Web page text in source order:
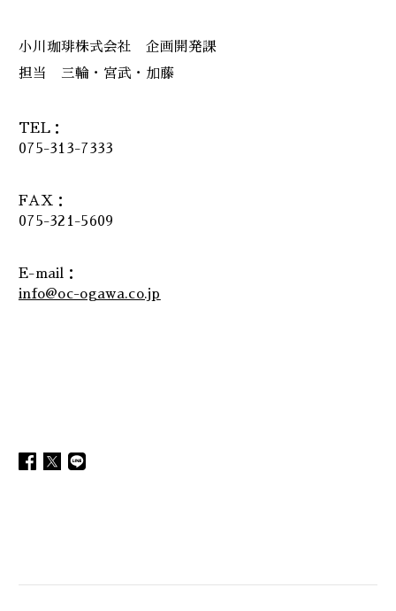
小川珈琲株式会社 企画開発課
担当 三輪・宮武・加藤
TEL：
075-313-7333
FAX：
075-321-5609
E-mail：
info@oc-ogawa.co.jp